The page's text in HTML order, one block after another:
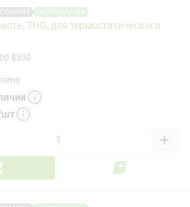
РАСПРОДАЖА
THG, для термостатического
8300
шт
+